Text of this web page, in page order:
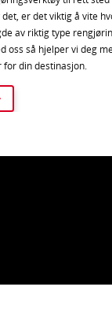
det, er det viktig å vite
av riktig type
oss så hjelper vi deg
for din destinasjon.